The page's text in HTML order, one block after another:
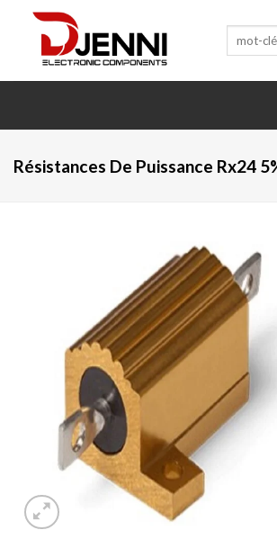
content
Recherche
Résistances De Puissance Rx24